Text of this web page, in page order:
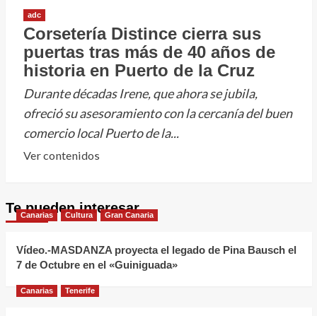
adc
Corsetería Distince cierra sus
puertas tras más de 40 años de
historia en Puerto de la Cruz
Durante décadas Irene, que ahora se jubila,
ofreció su asesoramiento con la cercanía del buen
comercio local Puerto de la...
Ver contenidosLeer
Corsetería
Distince
cierra
sus
tras
Te pueden interesar
Canarias Cultura Gran Canaria
Vídeo.-MASDANZA proyecta el legado de Pina Bausch el
7 de Octubre en el «Guiniguada»
Canarias Tenerife